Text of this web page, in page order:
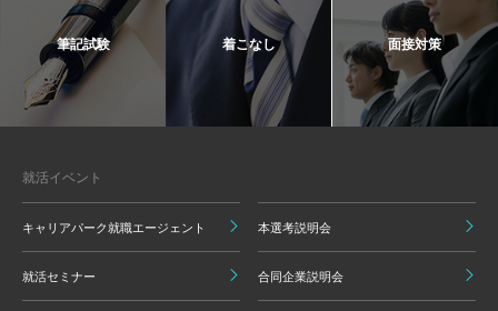
筆記試験 着こなし 面接対策
就活イベント
キャリアパーク就職エージェント 本選考説明会
就活セミナー 合同企業説明会